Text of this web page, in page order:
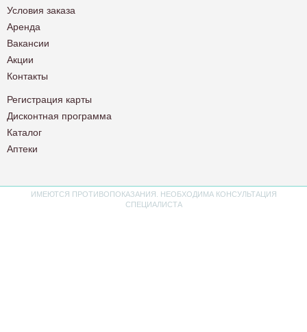
Условия заказа
Аренда
Вакансии
Акции
Контакты
Регистрация карты
Дисконтная программа
Каталог
Аптеки
ИМЕЮТСЯ ПРОТИВОПОКАЗАНИЯ. НЕОБХОДИМА КОНСУЛЬТАЦИЯ
СПЕЦИАЛИСТА